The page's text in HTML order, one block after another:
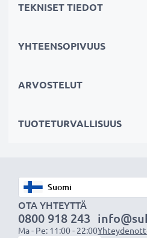
takaa tarkkuuden ja eloisat
suoratoiston, pelaamisen ja
– Useita suojauksia häiritseviä
✔ kameraan & videokameraan
✔ televisioon &
✔ pelikonsoliin
✔ projektoriin
TEKNISET TIEDOT
YHTEENSOPIVUUS
ARVOSTELUT
TUOTETURVALLISUUS
OTA YHTEYTTÄ
0800 918 243
Ma - Pe: 11:00 - 22:00